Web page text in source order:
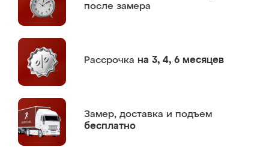
после замера
Рассрочка на 3, 4, 6 месяцев
Замер, доставка и подъем
бесплатно